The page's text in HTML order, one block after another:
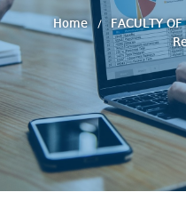
Home
FACULTY